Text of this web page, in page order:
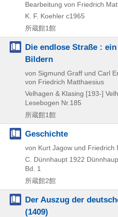
Bearbeitung von Friedrich
K. F. Koehler c1965
所蔵館1館
Die endlose Straße :
Bildern
von Sigmund Graff und Carl
von Friedrich Matthaesius
Velhagen & Klasing [193-]
Lesebogen Nr.185
所蔵館1館
Geschichte
von Kurt Jagow und Friedrich
C. Dünnhaupt 1922
Bd. 1
所蔵館2館
Der Auszug der
(1409)